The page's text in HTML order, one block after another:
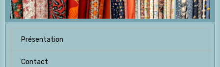
Présentation
Contact